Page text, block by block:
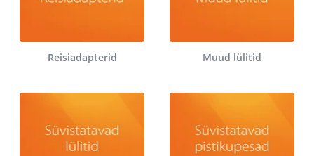
Reisiadapterid Muud lülitid